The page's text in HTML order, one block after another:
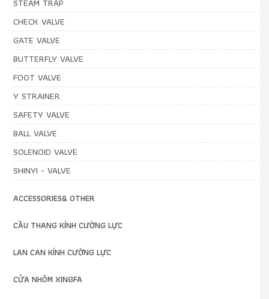
STEAM TRAP
CHECK VALVE
GATE VALVE
BUTTERFLY VALVE
FOOT VALVE
Y STRAINER
SAFETY VALVE
BALL VALVE
SOLENOID VALVE
SHINYI - VALVE
ACCESSORIES& OTHER
CẦU THANG KÍNH CƯỜNG LỰC
LAN CAN KÍNH CƯỜNG LỰC
CỬA NHÔM XINGFA